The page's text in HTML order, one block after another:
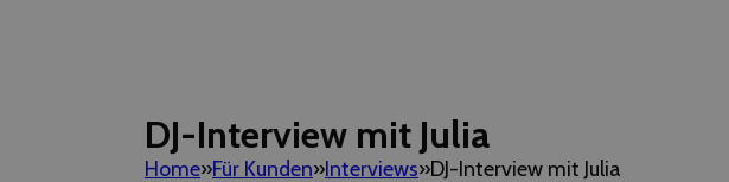
DJ-Interview mit Julia
Home Für Kunden Interviews DJ-Interview mit Julia